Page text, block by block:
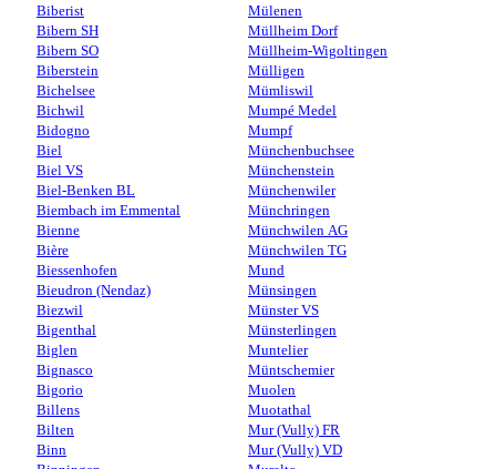
Biberist
Bibern SH
Bibern SO
Biberstein
Bichelsee
Bichwil
Bidogno
Biel
Biel VS
Biel-Benken BL
Biembach im Emmental
Bienne
Bière
Biessenhofen
Bieudron (Nendaz)
Biezwil
Bigenthal
Biglen
Bignasco
Bigorio
Billens
Bilten
Binn
Mülenen
Müllheim Dorf
Müllheim-Wigoltingen
Mülligen
Mümliswil
Mumpé Medel
Mumpf
Münchenbuchsee
Münchenstein
Münchenwiler
Münchringen
Münchwilen AG
Münchwilen TG
Mund
Münsingen
Münster VS
Münsterlingen
Muntelier
Müntschemier
Muolen
Muotathal
Mur (Vully) FR
Mur (Vully) VD